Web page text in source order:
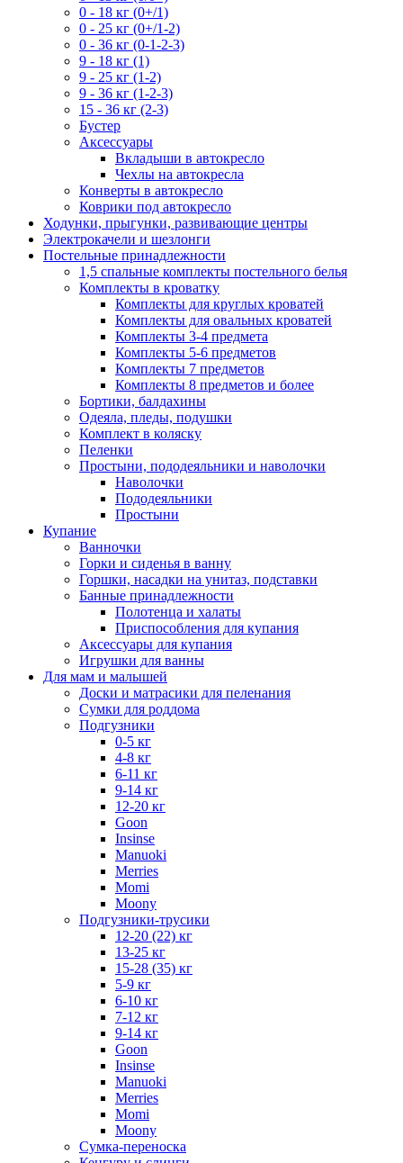
0 - 18 кг (0+/1)
0 - 25 кг (0+/1-2)
0 - 36 кг (0-1-2-3)
9 - 18 кг (1)
9 - 25 кг (1-2)
9 - 36 кг (1-2-3)
15 - 36 кг (2-3)
Бустер
Аксессуары
Вкладыши в автокресло
Чехлы на автокресла
Конверты в автокресло
Коврики под автокресло
Ходунки, прыгунки, развивающие центры
Электрокачели и шезлонги
Постельные принадлежности
1,5 спальные комплекты постельного белья
Комплекты в кроватку
Комплекты для круглых кроватей
Комплекты для овальных кроватей
Комплекты 3-4 предмета
Комплекты 5-6 предметов
Комплекты 7 предметов
Комплекты 8 предметов и более
Бортики, балдахины
Одеяла, пледы, подушки
Комплект в коляску
Пеленки
Простыни, пододеяльники и наволочки
Наволочки
Пододеяльники
Простыни
Купание
Ванночки
Горки и сиденья в ванну
Горшки, насадки на унитаз, подставки
Банные принадлежности
Полотенца и халаты
Приспособления для купания
Аксессуары для купания
Игрушки для ванны
Для мам и малышей
Доски и матрасики для пеленания
Сумки для роддома
Подгузники
0-5 кг
4-8 кг
6-11 кг
9-14 кг
12-20 кг
Goon
Insinse
Manuoki
Merries
Momi
Moony
Подгузники-трусики
12-20 (22) кг
13-25 кг
15-28 (35) кг
5-9 кг
6-10 кг
7-12 кг
9-14 кг
Goon
Insinse
Manuoki
Merries
Momi
Moony
Сумка-переноска